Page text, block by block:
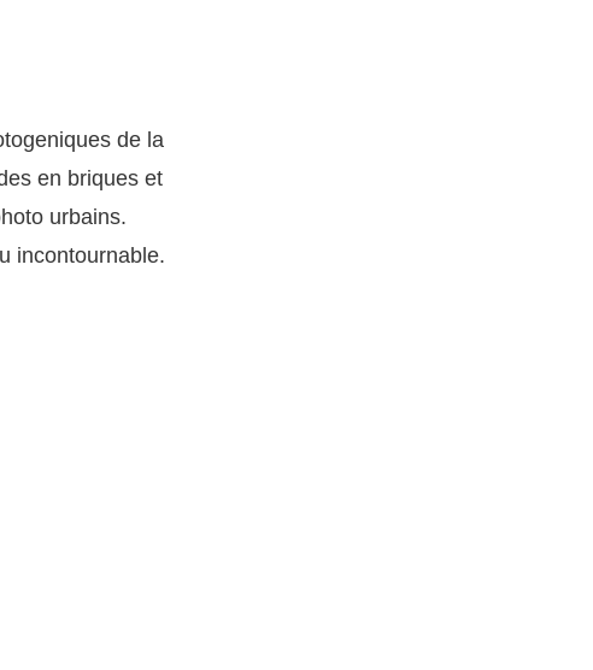
de la
en briques et
urbains.
incontournable.